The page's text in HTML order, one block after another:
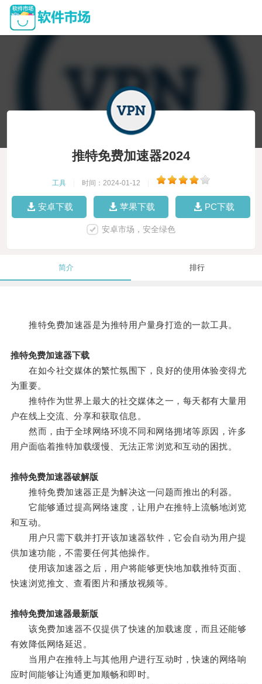
推特免费加速器2024
工具 时间：2024-01-12
安卓下载 苹果下载 PC下载
安卓市场，安全绿色
简介 排行
推特免费加速器是为推特用户量身打造的一款工具。
推特免费加速器下载
在如今社交媒体的繁忙氛围下，良好的使用体验变得尤
为重要。
推特作为世界上最大的社交媒体之一，每天都有大量用
户在线上交流、分享和获取信息。
然而，由于全球网络环境不同和网络拥堵等原因，许多
用户面临着推特加载缓慢、无法正常浏览和互动的困扰。
推特免费加速器破解版
推特免费加速器正是为解决这一问题而推出的利器。
它能够通过提高网络速度，让用户在推特上流畅地浏览
和互动。
用户只需下载并打开该加速器软件，它会自动为用户提
供加速功能，不需要任何其他操作。
使用该加速器之后，用户将能够更快地加载推特页面、
快速浏览推文、查看图片和播放视频等。
推特免费加速器最新版
该免费加速器不仅提供了快速的加载速度，而且还能够
有效降低网络延迟。
当用户在推特上与其他用户进行互动时，快速的网络响
应时间能够让沟通更加顺畅和即时。